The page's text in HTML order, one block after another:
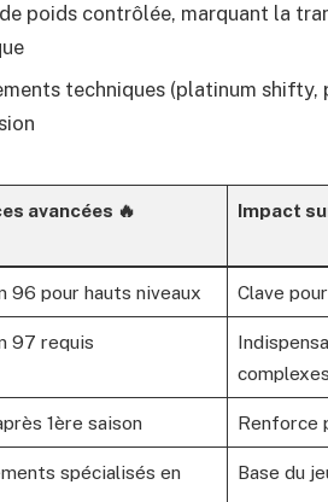
poids contrôlée, marquant la
techniques (platinum shifty,
avancées 🔥 Impact
96 pour hauts niveaux Clave
97 requis
complexes
1ère saison Renforce
spécialisés en
Base du